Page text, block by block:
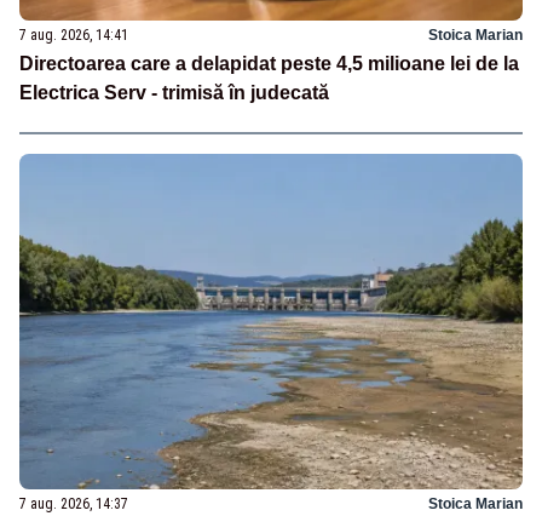
7 aug. 2026, 14:41 Stoica Marian
Directoarea care a delapidat peste 4,5 milioane lei de la
Electrica Serv - trimisă în judecată
7 aug. 2026, 14:37 Stoica Marian